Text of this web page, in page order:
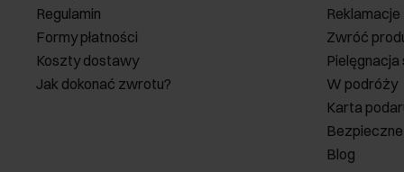
Regulamin
Formy płatności
Koszty dostawy
Jak dokonać zwrotu?
Reklamacje
Zwróć
Pielęgnacja
W podróży
Karta
Blog